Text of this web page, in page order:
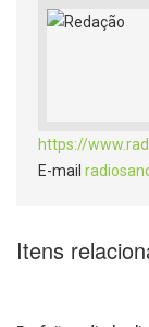
https://
E-mail
Itens